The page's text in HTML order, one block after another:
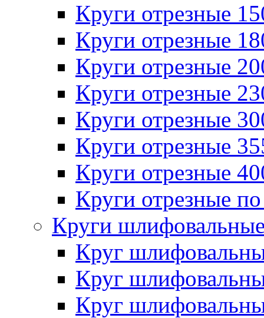
Круги отрезные
Круги отрезные
Круги отрезные
Круги отрезные
Круги отрезные
Круги отрезные
Круги отрезные
Круги отрезные
Круги
Круг
Круг
Круг